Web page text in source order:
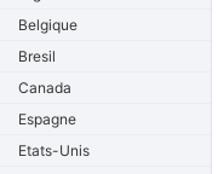
Belgique
Bresil
Canada
Espagne
Etats-Unis